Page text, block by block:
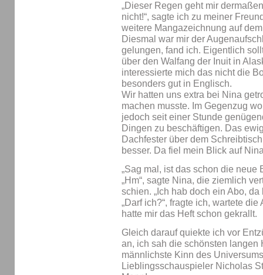
„Dieser Regen geht mir
nicht!“, sagte ich zu meiner
weitere Mangazeichnung auf
Diesmal war mir der
gelungen, fand ich. Eigentlich
über den Walfang der Inuit in
interessierte mich das nicht die
besonders gut in Englisch.
Wir hatten uns extra bei Nina
machen musste. Im Gegenzug
jedoch seit einer Stunde
Dingen zu beschäftigen. Das
Dachfester über dem
besser. Da fiel mein Blick auf
„Sag mal, ist das schon die neue
„Hm“, sagte Nina, die ziemlich
schien. „Ich hab doch ein Abo, da
„Darf ich?“, fragte ich, wartete
hatte mir das Heft schon gekrallt.
Gleich darauf quiekte ich vor
an, ich sah die schönsten langen
männlichste Kinn des
Lieblingsschauspieler Nicholas